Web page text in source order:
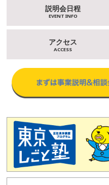
説明会日程
EVENT INFO
アクセス
ACCESS